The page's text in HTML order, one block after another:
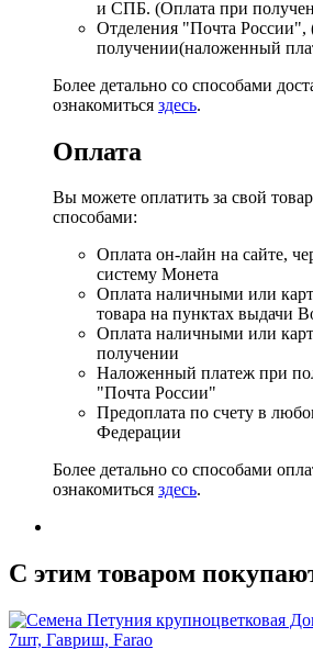
и СПБ. (Оплата при
Отделения "Почта России",
получении(наложенный
Более детально со способами
ознакомиться здесь.
Оплата
Вы можете оплатить за свой
способами:
Оплата он-лайн на сайте,
систему Монета
Оплата наличными или
товара на пунктах выдачи
Оплата наличными или
получении
Наложенный платеж при
"Почта России"
Предоплата по счету в
Федерации
Более детально со способами
ознакомиться здесь.
C этим товаром